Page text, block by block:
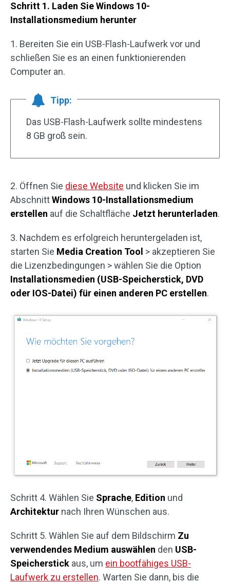
Schritt 1. Laden Sie Windows 10-
Installationsmedium herunter
1. Bereiten Sie ein USB-Flash-Laufwerk vor und
schließen Sie es an einen funktionierenden
Computer an.
Tipp:
Das USB-Flash-Laufwerk sollte mindestens
8 GB groß sein.
2. Öffnen Sie diese Website und klicken Sie im
AbschnittWindows 10-Installationsmedium
erstellen auf die Schaltfläche Jetzt herunterladen.
3. Nachdem es erfolgreich heruntergeladen ist,
starten Sie Media Creation Tool > akzeptieren Sie
die Lizenzbedingungen > wählen Sie die Option
Installationsmedien (USB-Speicherstick, DVD
oder IOS-Datei) für einen anderen PC erstellen.
Schritt 4. Wählen Sie Sprache, Edition und
Architektur nach Ihren Wünschen aus.
Schritt 5. Wählen Sie auf dem Bildschirm Zu
verwendendes Medium auswählen den USB-
Speicherstick aus, um ein bootfähiges USB-
Laufwerk zu erstellen. Warten Sie dann, bis die